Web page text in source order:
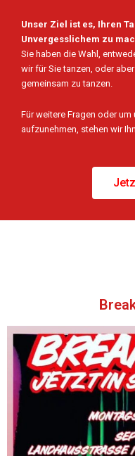
Unser Ziel ist es, Ihren
Unvergesslichem zu
Sie haben die Wahl,
wir für Sie tanzen, oder
gemeinsam zu tanzen.
Für weitere Fragen oder um
aufzunehmen, stehen wir